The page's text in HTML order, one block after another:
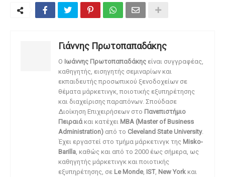
Γιάννης Πρωτοπαπαδάκης
O Ιωάννης Πρωτοπαπαδάκης είναι συγγραφέας,
καθηγητής, εισηγητής σεμιναρίων και
εκπαιδευτής προσωπικού ξενοδοχείων σε
θέματα μάρκετινγκ, ποιοτικής εξυπηρέτησης
και διαχείρισης παραπόνων. Σπούδασε
Διοίκηση Επιχειρήσεων στο Πανεπιστήμιο
Πειραιάκαι κατέχει MBA (Master of Business
Administration) από το Cleveland State University.
Έχει εργαστεί στο τμήμα μάρκετινγκ της Misko-
Barilla, καθώς και από το 2000 έως σήμερα, ως
καθηγητής μάρκετινγκ και ποιοτικής
εξυπηρέτησης, σε Le Monde, IST, New York και